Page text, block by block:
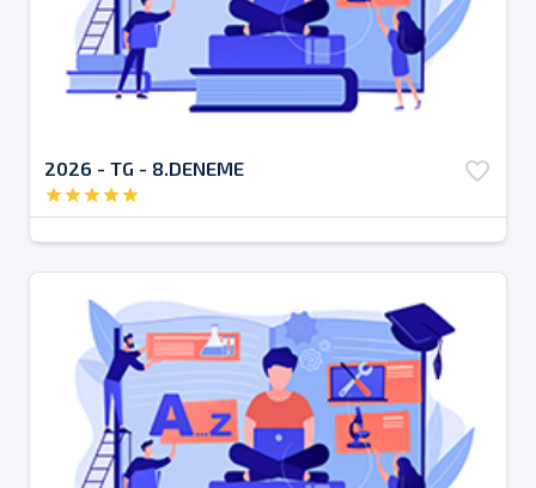
2026 - TG - 8.DENEME favorite_border
starstarstarstarstar